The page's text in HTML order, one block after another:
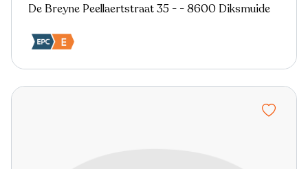
De Breyne Peellaertstraat 35 - - 8600 Diksmuide